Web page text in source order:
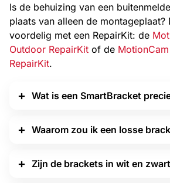
Is de behuizing van een
plaats van alleen de montageplaat?
voordelig met een RepairKit: de
Outdoor RepairKit of de
RepairKit.
Wat is een SmartBracket
Waarom zou ik een losse
Zijn de brackets in wit en